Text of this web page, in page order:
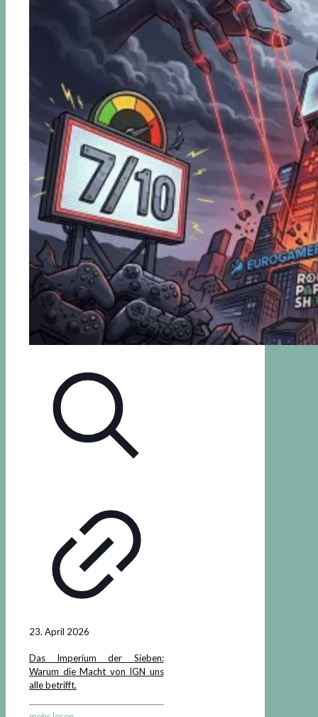
23. April 2026
Das Imperium der Sieben:
Warum die Macht von IGN uns
alle betrifft.